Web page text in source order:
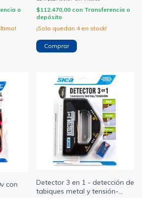
o
$112.470,00 con Transferencia o
depósito
¡Solo quedan 4en stock!
con
Detector 3 en 1 - detección de
tabiques metal y tensión-